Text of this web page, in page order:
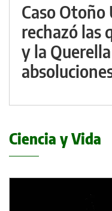
Caso Otoño
rechazó las
y la
Ciencia y Vida